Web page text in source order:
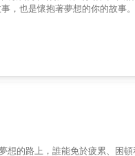
比單身更寂寞；原來即使有
，這樣過一輩子，也不錯吧？」
年輕最不怕的，就是失敗。」&mdash;&mdash;劉
蔣勳 「要走得夠久，不要讓自
信自己。」&mdash;&mdash;李安 「挫
個志工就不要做。」
的路上，誰能免於疲累、困